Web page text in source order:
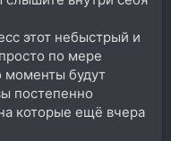
говорят - начинать
этот небыстрый и
по мере
моменты будут
постепенно
которые ещё вчера